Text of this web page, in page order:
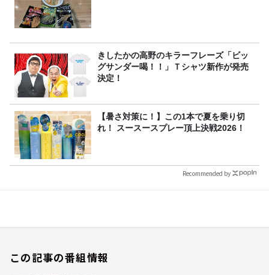
きしたかの高野のキラーフレーズ「ビッ
グサンダー喝！！」Ｔシャツ新作が発売
決定！
【暑さ対策に！】この1本で夏を乗り切
れ！ スースースプレー頂上決戦2026！
Recommended by
この記事の番組情報